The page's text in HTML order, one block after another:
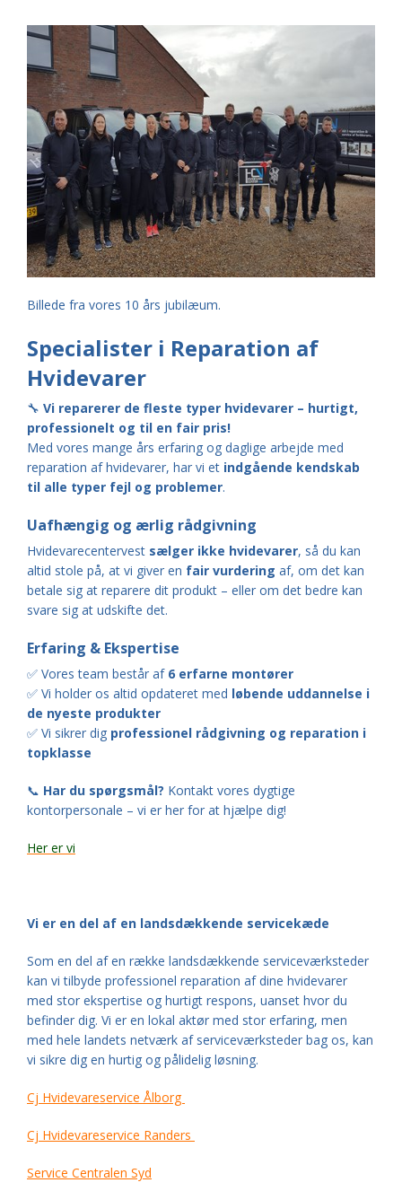
Billede fra vores 10 års jubilæum.
Specialister i Reparation af
Hvidevarer
🔧 Vi reparerer de fleste typer hvidevarer – hurtigt,
professionelt og til en fair pris!
Med vores mange års erfaring og daglige arbejde med
reparation af hvidevarer, har vi et indgående kendskab
til alle typer fejl og problemer.
Uafhængig og ærlig rådgivning
Hvidevarecentervest sælger ikke hvidevarer, så du kan
altid stole på, at vi giver en fair vurdering af, om det kan
betale sig at reparere dit produkt – eller om det bedre kan
svare sig at udskifte det.
Erfaring & Ekspertise
✅ Vores team består af 6 erfarne montører
✅ Vi holder os altid opdateret med løbende uddannelse i
de nyeste produkter
✅ Vi sikrer dig professionel rådgivning og reparation i
topklasse
📞 Har du spørgsmål? Kontakt vores dygtige
kontorpersonale – vi er her for at hjælpe dig!
Her er vi
Vi er en del af en landsdækkende servicekæde
Som en del af en række landsdækkende serviceværksteder
kan vi tilbyde professionel reparation af dine hvidevarer
med stor ekspertise og hurtigt respons, uanset hvor du
befinder dig. Vi er en lokal aktør med stor erfaring, men
med hele landets netværk af serviceværksteder bag os, kan
vi sikre dig en hurtig og pålidelig løsning.
Cj Hvidevareservice Ålborg
Cj Hvidevareservice Randers
Service Centralen Syd